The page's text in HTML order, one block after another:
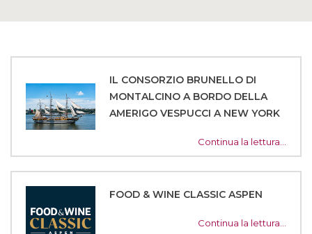
IL CONSORZIO BRUNELLO DI
MONTALCINO A BORDO DELLA
AMERIGO VESPUCCI A NEW YORK
Continua la lettura…
FOOD & WINE CLASSIC ASPEN
Continua la lettura…